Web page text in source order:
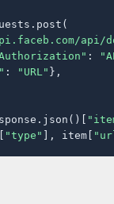
api/
:
: "URL" },
"type" ], item[